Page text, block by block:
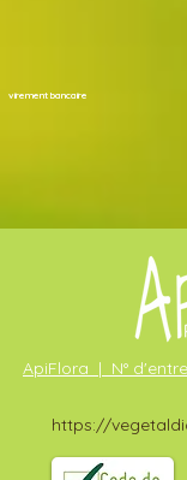
virement bancaire
ApiFlora | N°
https://